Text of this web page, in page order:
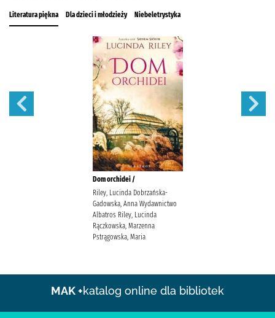
Literatura piękna Dla dzieci i młodzieży Niebeletrystyka
Dom orchidei /
Riley, Lucinda Dobrzańska-
Gadowska, Anna Wydawnictwo
Albatros Riley, Lucinda
Rączkowska, Marzenna
Pstrągowska, Maria
MAK +katalog online dla bibliotek